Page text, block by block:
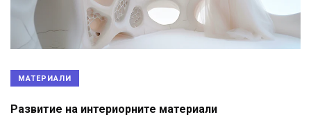
МАТЕРИАЛИ
Развитие на интериорните материали